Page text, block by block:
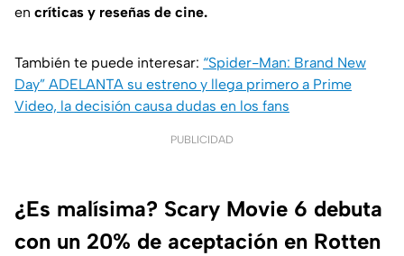
en críticas y reseñas de cine.
También te puede interesar: “Spider-Man: Brand New
Day” ADELANTA su estreno y llega primero a Prime
Video, la decisión causa dudas en los fans
PUBLICIDAD
¿Es malísima? Scary Movie 6 debuta
con un 20% de aceptación en Rotten